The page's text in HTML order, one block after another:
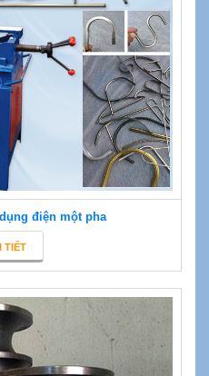
điện một pha
TIẾT